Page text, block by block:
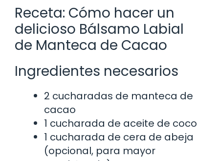
Receta: Cómo hacer un
delicioso Bálsamo Labial
de Manteca de Cacao
Ingredientes necesarios
2 cucharadas de manteca de
cacao
1 cucharada de aceite de coco
1 cucharada de cera de abeja
(opcional, para mayor